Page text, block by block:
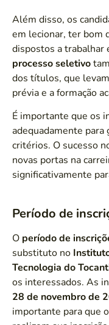
Além disso, os
em lecionar, ter bom
dispostos a trabalhar
processo seletivo
dos títulos, que
prévia e a formação
É importante que os
adequadamente
critérios. O sucesso
novas portas na
significativamente
Período de
O período de
substituto no
Tecnologia do
os interessados. As
28 de novembro de
importante para que